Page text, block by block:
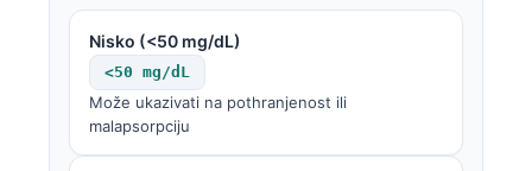
Nisko (<50 mg/dL)
<50 mg/dL
Može ukazivati na pothranjenost ili
malapsorpciju
Türkçe
Română